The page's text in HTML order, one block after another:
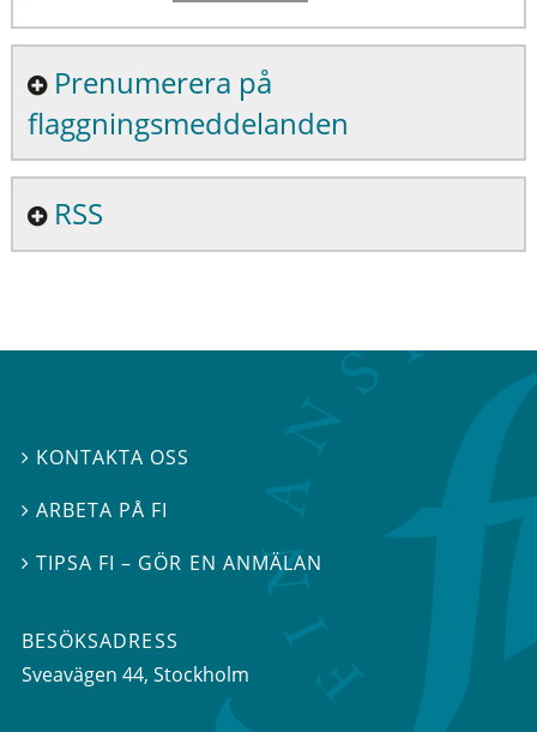
Prenumerera på
flaggningsmeddelanden
RSS
 KONTAKTA OSS
 ARBETA PÅ FI
TIPSA FI – GÖR EN ANMÄLAN
BESÖKSADRESS
Sveavägen 44, Stockholm